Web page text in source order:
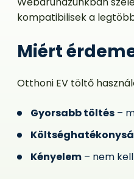
kompatibilisek a
Miért
Otthoni EV töltő
Gyorsabb töltés –
Kényelem – nem